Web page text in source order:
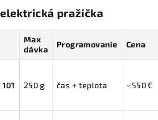
elektrická pražička
Max
dávka
Programovanie Cena
250 g čas + teplota ~ 550 €